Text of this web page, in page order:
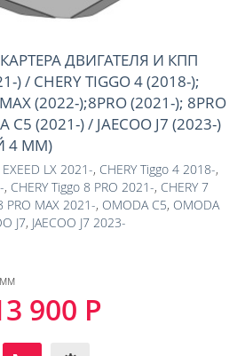
ДВИГАТЕЛЯ И КПП
) / CHERY TIGGO 4 (2018-);
(2022-);8PRO (2021-); 8PRO
C5 (2021-) / JAECOO J7 (2023-)
4 ММ)
EXEED LX 2021-, CHERY Tiggo 4 2018-,
, CHERY Tiggo 8 PRO 2021-, CHERY 7
PRO MAX 2021-, OMODA C5, OMODA
J7, JAECOO J7 2023-
900 Р